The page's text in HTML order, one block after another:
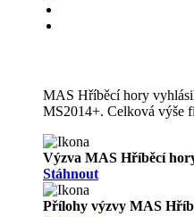
MAS Hříběcí hory
MS2014+. Celková výše
Výzva MAS Hříběcí
Stáhnout
Přílohy výzvy MAS